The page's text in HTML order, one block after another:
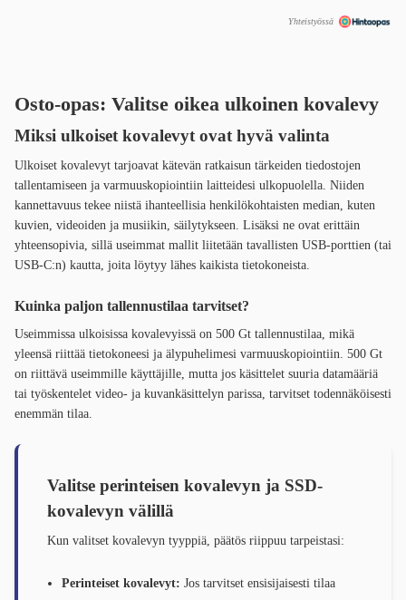
Yhteistyössä
Osto-opas: Valitse oikea ulkoinen kovalevy
Miksi ulkoiset kovalevyt ovat hyvä valinta
Ulkoiset kovalevyt tarjoavat kätevän ratkaisun tärkeiden tiedostojen
tallentamiseen ja varmuuskopiointiin laitteidesi ulkopuolella. Niiden
kannettavuus tekee niistä ihanteellisia henkilökohtaisten median, kuten
kuvien, videoiden ja musiikin, säilytykseen. Lisäksi ne ovat erittäin
yhteensopivia, sillä useimmat mallit liitetään tavallisten USB-porttien (tai
USB-C:n) kautta, joita löytyy lähes kaikista tietokoneista.
Kuinka paljon tallennustilaa tarvitset?
Useimmissa ulkoisissa kovalevyissä on 500 Gt tallennustilaa, mikä
yleensä riittää tietokoneesi ja älypuhelimesi varmuuskopiointiin. 500 Gt
on riittävä useimmille käyttäjille, mutta jos käsittelet suuria datamääriä
tai työskentelet video- ja kuvankäsittelyn parissa, tarvitset todennäköisesti
enemmän tilaa.
Valitse perinteisen kovalevyn ja SSD-
kovalevyn välillä
Kun valitset kovalevyn tyyppiä, päätös riippuu tarpeistasi:
Perinteiset kovalevyt: Jos tarvitset ensisijaisesti tilaa